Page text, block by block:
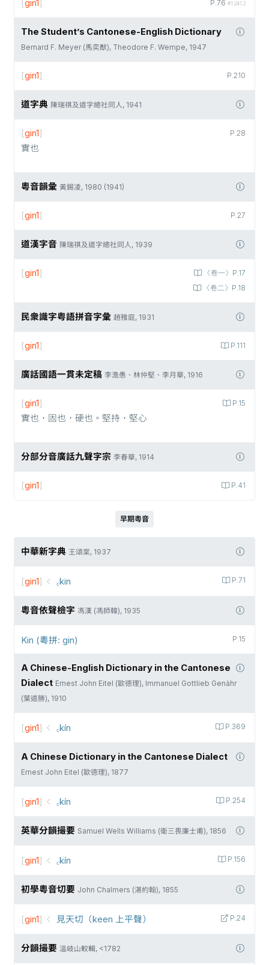
P.76 #12412
[gin1
The Student’s Cantonese-English Dictionary
Bernard F. Meyer (馬奕猷), Theodore F. Wempe, 1947
P.210
[gin1]
道字典 陳瑞祺及道字總社同人, 1941
P.28
[gin1]
實也
粵音韻彙 黃錫凌, 1980 (1941)
P.27
[gin1]
道漢字音 陳瑞祺及道字總社同人, 1939
〈卷一〉P.17
〈卷二〉P.18
[gin1]
民衆識字粤語拼音字彙 趙雅庭, 1931
P.111
[gin1]
廣話國語一貫未定稿 李澹愚、林仲堅、李月華, 1916
P.15
[gin1]
實也，固也，硬也。堅持，堅心
分部分音廣話九聲字宗 李春華, 1914
P.41
[gin1]
早期粵音
中華新字典 王頌棠, 1937
P.71
[gin1] ꜀kin
粵音依聲檢字 馮漢 (馮師韓), 1935
P.15
Kin (粵拼: gin)
A Chinese-English Dictionary in the Cantonese
Dialect Ernest John Eitel (歐德理), Immanuel Gottlieb Genähr
(葉道勝), 1910
P.369
[gin1] ꜀kín
A Chinese Dictionary in the Cantonese Dialect
Ernest John Eitel (歐德理), 1877
P.254
[gin1] ꜀kín
英華分韻撮要 Samuel Wells Williams (衛三畏廉士甫), 1856
P.156
[gin1] ꜀kín
初學粵音切要 John Chalmers (湛約翰), 1855
P.24
[gin1] 見天切（keen 上平聲）
分韻撮要 溫岐山較輯, <1782